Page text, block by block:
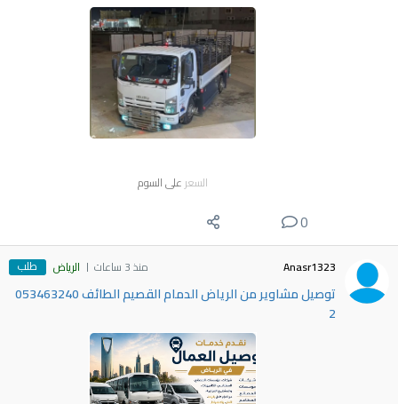
السعر على السوم
0
Anasr1323 منذ 3 ساعات الرياض طلب
توصيل مشاوير من الرياض الدمام القصيم الطائف 053463240
2